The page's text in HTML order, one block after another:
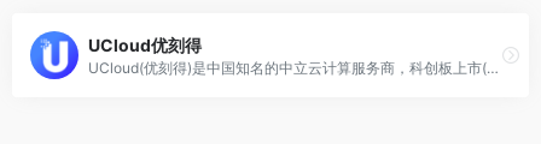
UCloud优刻得
UCloud(优刻得)是中国知名的中立云计算服务商，科创板上市(股票代码：688158)，中国云计算第一股，专注于提供可靠的企业级云服务，包括云服务器、云主机、云数据库、混合云、CDN、人工智能等服务。